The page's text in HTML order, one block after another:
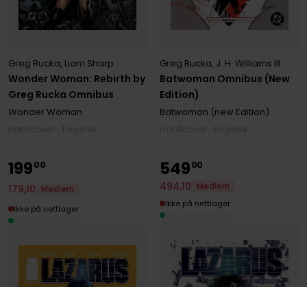
Wonder Woman: Rebirth by
Greg Rucka Omnibus
Greg Rucka, Liam Sharp
Wonder Woman
Batwoman Omnibus (New
Edition)
Greg Rucka, J. H. Williams III
Batwoman (new Edition)
19900
179,10
Medlem
Ikke på nettlager
54900
494,10
Medlem
Ikke på nettlager